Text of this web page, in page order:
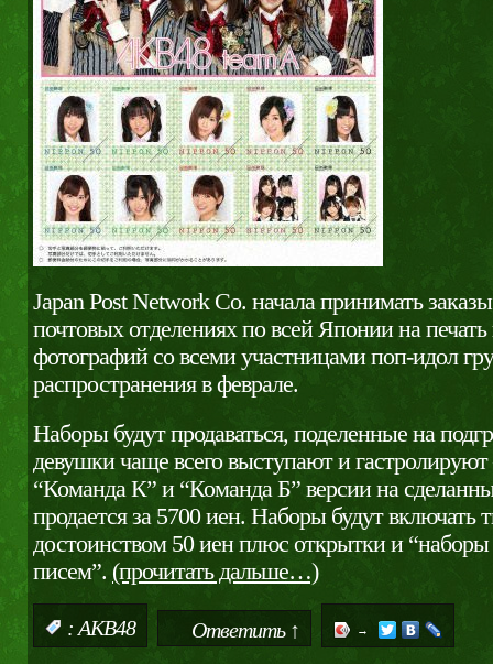
Japan Post Network Co. начала принимать
почтовых отделениях по всей Японии на
фотографий со всеми участницами поп-идол
распространения в феврале.
Наборы будут продаваться, поделенные на
девушки чаще всего выступают и
“Команда К” и “Команда Б” версии на
продается за 5700 иен. Наборы будут включать
достоинством 50 иен плюс открытки и “наборы
писем”. (прочитать дальше…)
: AKB48 Ответить ↑ →